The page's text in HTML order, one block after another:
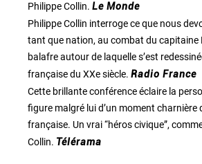
Philippe Collin. Le Monde
Philippe Collin interroge ce que nous
tant que nation, au combat du capitaine
balafre autour de laquelle s’est
française du XXe siècle. Radio France
Cette brillante conférence éclaire la
figure malgré lui d’un moment charnière
française. Un vrai “héros civique”,
Collin. Télérama